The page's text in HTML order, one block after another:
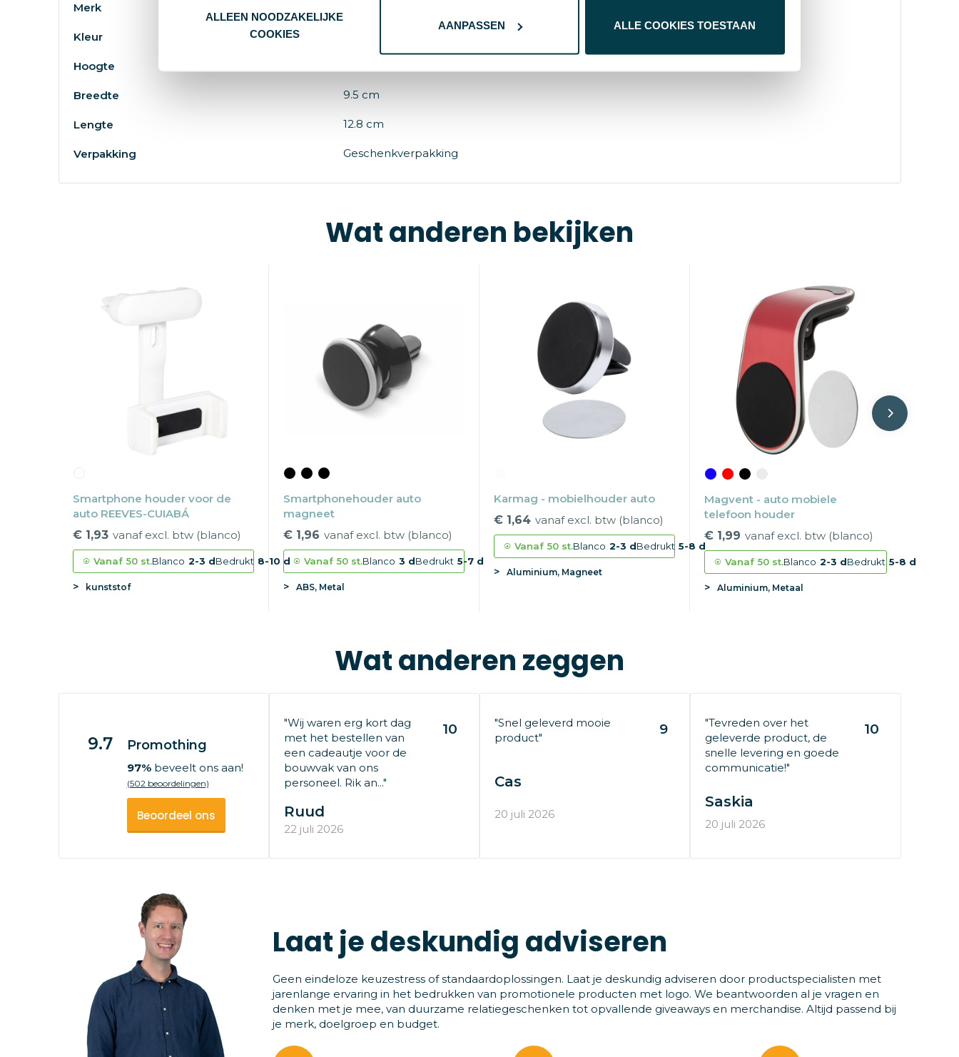
ALLEEN NOODZAKELIJKE
COOKIES
AANPASSEN ALLE COOKIES TOESTAAN
Merk
Kleur
Hoogte
Breedte 9.5 cm
Lengte 12.8 cm
Verpakking Geschenkverpakking
Wat anderen bekijken
Smartphone houder voor de
auto REEVES-CUIABÁ
€ 1,93 vanaf excl. btw (blanco)
Vanaf 50 st.Blanco 2-3 dBedrukt 8-10 d
kunststof
Smartphonehouder auto
magneet
€ 1,96 vanaf excl. btw (blanco)
Vanaf 50 st.Blanco 3 dBedrukt 5-7 d
ABS, Metal
Karmag - mobielhouder auto
€ 1,64 vanaf excl. btw (blanco)
Vanaf 50 st.Blanco 2-3 dBedrukt 5-8 d
Aluminium, Magneet
Magvent - auto mobiele
telefoon houder
€ 1,99 vanaf excl. btw (blanco)
Vanaf 50 st.Blanco 2-3 dBedrukt 5-8 d
Aluminium, Metaal
Wat anderen zeggen
9.7 Promothing
97%beveelt ons aan!
(502 beoordelingen)
Beoordeel ons
"Wij waren erg kort dag
met het bestellen van
een cadeautje voor de
bouwvak van ons
personeel. Rik an..."
10
Ruud
22 juli 2026
"Snel geleverd mooie
product"
9
Cas
20 juli 2026
"Tevreden over het
geleverde product, de
snelle levering en goede
communicatie!"
10
Saskia
20 juli 2026
Laat je deskundig adviseren
Geen eindeloze keuzestress of standaardoplossingen. Laat je deskundig adviseren door productspecialisten met
jarenlange ervaring in het bedrukken van promotionele producten met logo. We beantwoorden al je vragen en
denken met je mee, van duurzame relatiegeschenken tot opvallende giveaways en merchandise. Altijd passend bij
je merk, doelgroep en budget.